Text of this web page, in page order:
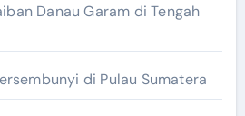
Danau Garam di Tengah
di Pulau Sumatera